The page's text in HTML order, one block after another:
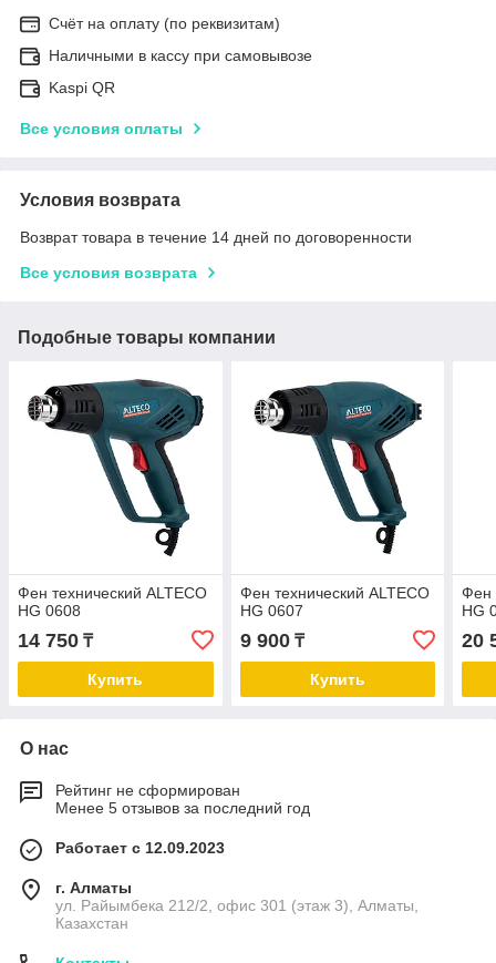
Счёт на оплату (по реквизитам)
Наличными в кассу при самовывозе
Kaspi QR
Все условия оплаты
Условия возврата
Возврат товара в течение 14 дней по договоренности
Все условия возврата
Подобные товары компании
Фен технический ALTECO
HG 0608
14 750 ₸
Купить
Фен технический ALTECO
HG 0607
9 900₸
Купить
Фен
HG
20
О нас
Рейтинг не сформирован
Менее 5 отзывов за последний год
Работает с 12.09.2023
г. Алматы
ул. Райымбека 212/2, офис 301 (этаж 3), Алматы,
Казахстан